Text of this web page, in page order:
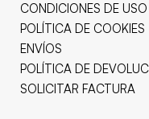
CONDICIONES DE
POLÍTICA DE COOKIES
ENVÍOS
POLÍTICA DE
SOLICITAR FACTURA